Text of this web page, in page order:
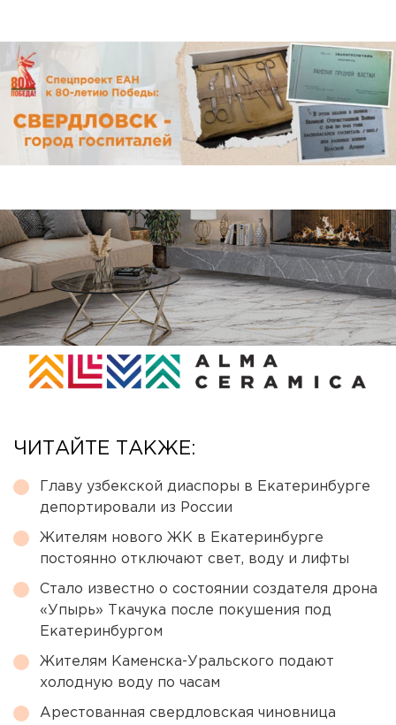
ЧИТАЙТЕ ТАКЖЕ:
Главу узбекской диаспоры в Екатеринбурге
депортировали из России
Жителям нового ЖК в Екатеринбурге
постоянно отключают свет, воду и лифты
Стало известно о состоянии создателя дрона
«Упырь» Ткачука после покушения под
Екатеринбургом
Жителям Каменска-Уральского подают
холодную воду по часам
Арестованная свердловская чиновница